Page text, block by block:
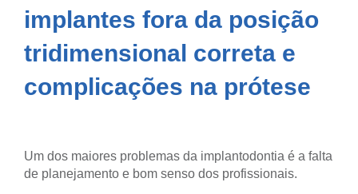
implantes fora da posição
tridimensional correta e
complicações na prótese
Um dos maiores problemas da implantodontia é a falta
de planejamento e bom senso dos profissionais.